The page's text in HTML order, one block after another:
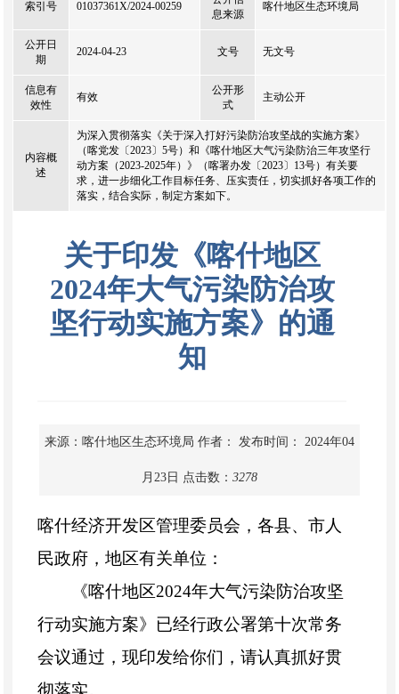
索引号 01037361X/2024-00259
息来源
喀什地区生态环境局
公开日
期
2024-04-23 文号 无文号
信息有
效性
有效
公开形
式
主动公开
内容概
述
为深入贯彻落实《关于深入打好污染防治攻坚战的实施方案》
（喀党发〔2023〕5号）和《喀什地区大气污染防治三年攻坚行
动方案（2023-2025年）》（喀署办发〔2023〕13号）有关要
求，进一步细化工作目标任务、压实责任，切实抓好各项工作的
落实，结合实际，制定方案如下。
关于印发《喀什地区
2024年大气污染防治攻
坚行动实施方案》的通
知
来源：喀什地区生态环境局 作者： 发布时间： 2024年04
月23日 点击数： 3278
喀什经济开发区管理委员会，各县、市人
民政府，地区有关单位：
《喀什地区2024年大气污染防治攻坚
行动实施方案》已经行政公署第十次常务
会议通过，现印发给你们，请认真抓好贯
彻落实。